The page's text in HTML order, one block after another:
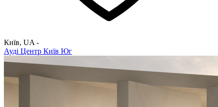
Київ, UA -
Ауді Центр Київ Юг